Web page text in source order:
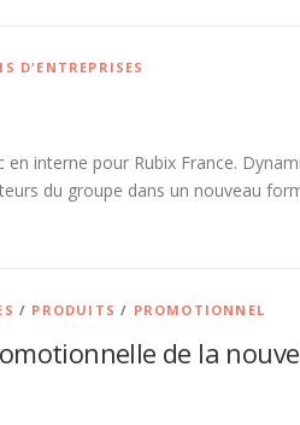
D'ENTREPRISES
interne pour Rubix France.
du groupe dans un nouveau
/ PRODUITS / PROMOTIONNEL
de la